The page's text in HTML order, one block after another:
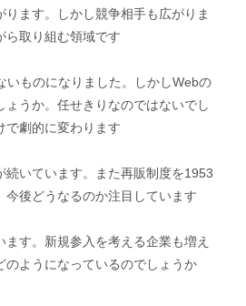
ます。しかし競争相手も広がりま
ら取り組む領域です
ものになりました。しかしWebの
ょうか。任せきりなのではないでし
で劇的に変わります
いています。また再販制度を1953
今後どうなるのか注目しています
す。新規参入を考える企業も増え
のようになっているのでしょうか